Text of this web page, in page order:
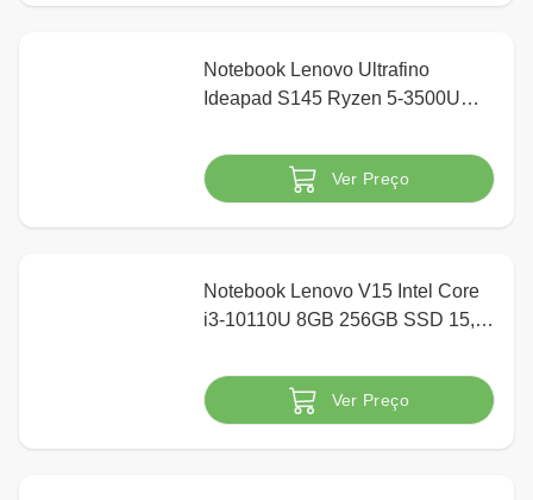
Notebook Lenovo Ultrafino
Ideapad S145 Ryzen 5-3500U
Linux, Prata
Indisponível
Ver Preço
Notebook Lenovo V15 Intel Core
i3-10110U 8GB 256GB SSD 15,6"
Indisponível
Ver Preço